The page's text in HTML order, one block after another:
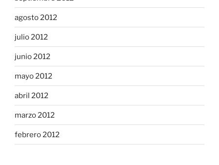
agosto 2012
julio 2012
junio 2012
mayo 2012
abril 2012
marzo 2012
febrero 2012